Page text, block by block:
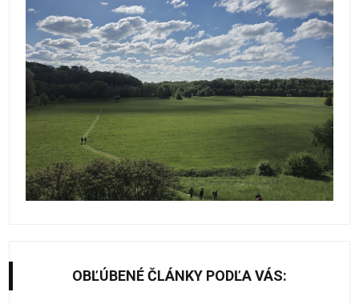
OBĽÚBENÉ ČLÁNKY PODĽA VÁS: